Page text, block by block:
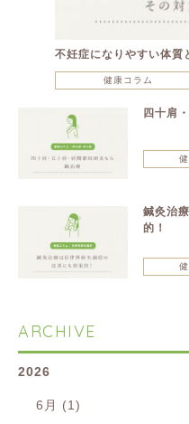
不妊症になりやすい体質
健康コラム
四十肩
鍼灸治
的！
ARCHIVE
2026
6月 (1)